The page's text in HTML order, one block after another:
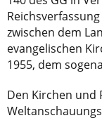
zwischen dem
evangelischen
1955, dem
Den Kirchen und